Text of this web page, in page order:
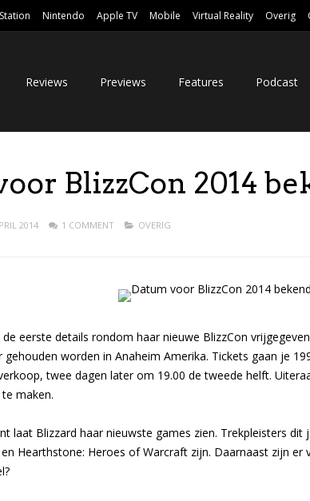
Nintendo Apple TV Mobile Virtual Reality Overig
Reviews Previews Features Podcast
BlizzCon 2014
2014 1 COMMENT OVERIG
eerste details rondom haar nieuwe BlizzCon
gehouden worden in Anaheim Amerika. Tickets gaan je
twee dagen later om 19.00 de tweede helft.
maken.
laat Blizzard haar nieuwste games zien. Trekpleisters
Hearthstone: Heroes of Warcraft zijn. Daarnaast zijn er